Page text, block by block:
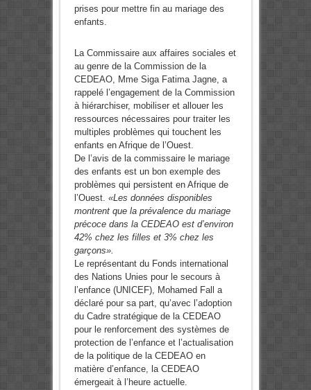
prises pour mettre fin au mariage des
enfants.
La Commissaire aux affaires sociales et
au genre de la Commission de la
CEDEAO, Mme Siga Fatima Jagne, a
rappelé l’engagement de la Commission
à hiérarchiser, mobiliser et allouer les
ressources nécessaires pour traiter les
multiples problèmes qui touchent les
enfants en Afrique de l’Ouest.
De l’avis de la commissaire le mariage
des enfants est un bon exemple des
problèmes qui persistent en Afrique de
l’Ouest. «Les données disponibles
montrent que la prévalence du mariage
précoce dans la CEDEAO est d’environ
42% chez les filles et 3% chez les
garçons».
Le représentant du Fonds international
des Nations Unies pour le secours à
l’enfance (UNICEF), Mohamed Fall a
déclaré pour sa part, qu’avec l’adoption
du Cadre stratégique de la CEDEAO
pour le renforcement des systèmes de
protection de l’enfance et l’actualisation
de la politique de la CEDEAO en
matière d’enfance, la CEDEAO
émergeait à l’heure actuelle.